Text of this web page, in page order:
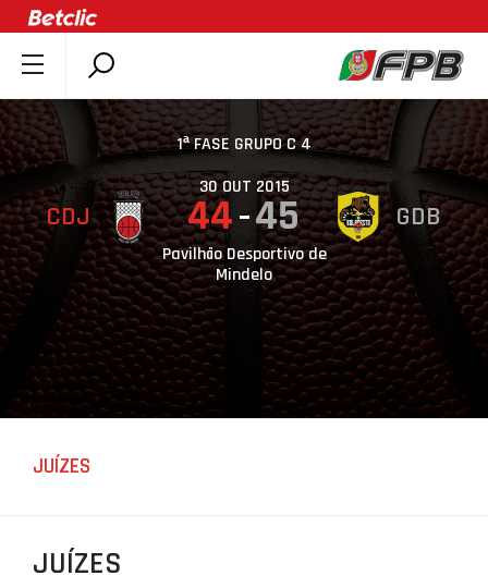
SOBRE A FPB
DOCUMENTOS
ÚLTIMAS
COMPETIÇÕES
ASSOCIAÇÕES
CLUBES
AGENTES
AGENDA
SELEÇÕES
ÁREA TÉCNICA
LIGA BETCLIC MASCULINA
1ª FASE GRUPO C 4
30 OUT 2015
CDJ 44 45 GDB
Pavilhão Desportivo de
Mindelo
JUÍZES
JUÍZES